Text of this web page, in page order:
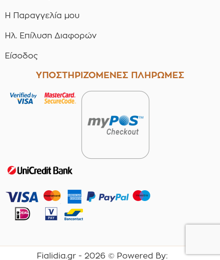
Η Παραγγελία μου
Ηλ. Επίλυση Διαφορών
Είσοδος
ΥΠΟΣΤΗΡΙΖΟΜΕΝΕΣ ΠΛΗΡΩΜΕΣ
Fialidia.gr - 2026 © Powered By: